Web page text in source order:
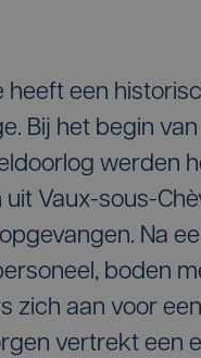
heeft een
Bij het begin
werden
Vaux-sous-
Na
boden
zich aan voor een
vertrekt een